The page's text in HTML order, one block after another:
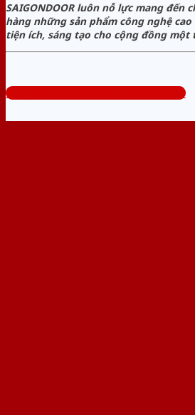
SAIGONDOOR luôn nỗ lực mang đến
hàng những sản phẩm công nghệ
tiện ích, sáng tạo cho cộng đồng
Tổng đài tư vấn miễn phí: 0824.400.400